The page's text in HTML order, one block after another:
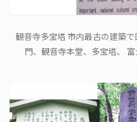
観音寺多宝塔 市内最古の建築
門、観音寺本堂、多宝塔、